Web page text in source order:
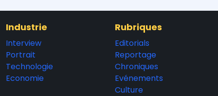
Industrie
Interview
Portrait
Technologie
Economie
Rubriques
Editorials
Reportage
Chroniques
Evénements
Culture